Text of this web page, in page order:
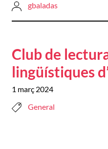
gbaladas
Club de
lingüístiques
1 març 2024
General